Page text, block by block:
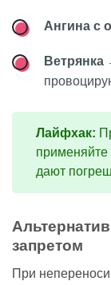
Ангина с
Ветрянка
Лайфхак:
дают
запретом
При